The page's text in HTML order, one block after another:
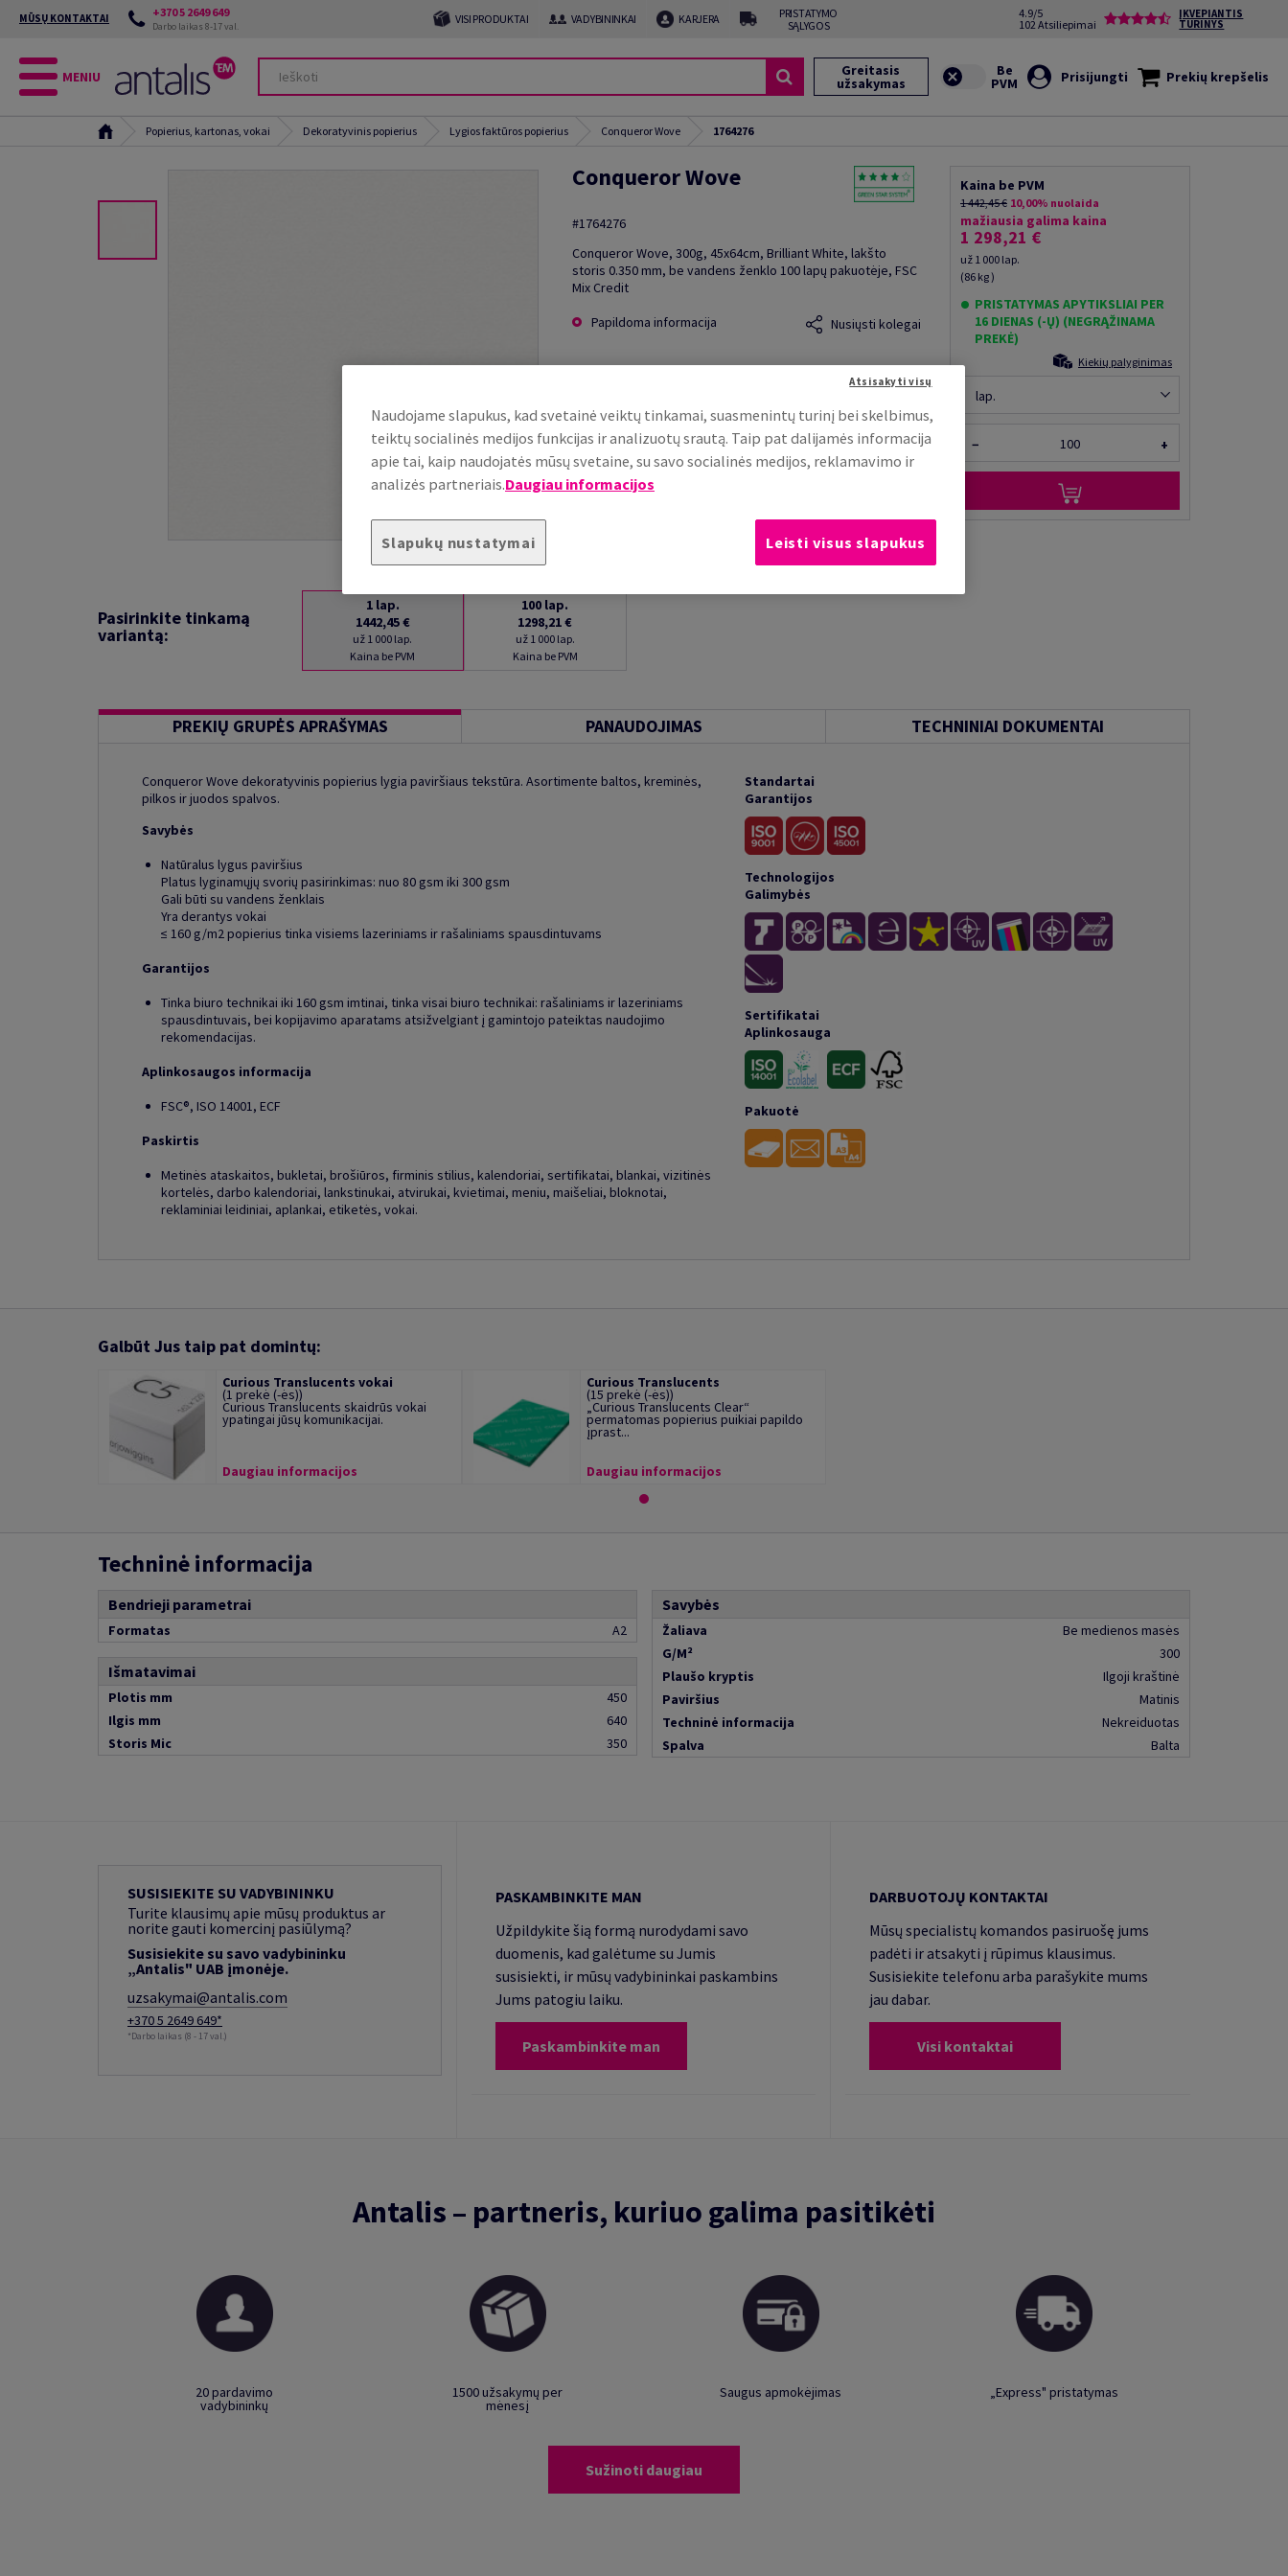
MŪSŲ KONTAKTAI +370 5 2649 649
Darbo laikas 8-17 val. VISI PRODUKTAI VADYBININKAI KARJERA
PRISTATYMO
SĄLYGOS
4.9/5
102 Atsiliepimai
ĮKVEPIANTIS
TURINYS
MENIU Greitasis
užsakymas Prisijungti Prekių krepšelis
Popierius, kartonas, vokai Dekoratyvinis popierius Lygios faktūros popierius Conqueror Wove 1764276
Conqueror Wove
#1764276
Conqueror Wove, 300g, 45x64cm, Brilliant White, lakšto
storis 0.350 mm, be vandens ženklo 100 lapų pakuotėje, FSC
Mix Credit
Papildoma informacija
Nusiųsti kolegai
Kaina be PVM
1 442,45 € 10,00% nuolaida
mažiausia galima kaina
1 298,21 €
už 1 000 lap.
(86 kg )
PRISTATYMAS APYTIKSLIAI PER
16 DIENAS (-Ų) (NEGRĄŽINAMA
PREKĖ)
Kiekių palyginimas
lap.
− +
Pasirinkite tinkamą
variantą:
1 lap.
1442,45 €
už 1 000 lap.
Kaina be PVM
100 lap.
1298,21 €
už 1 000 lap.
Kaina be PVM
PREKIŲ GRUPĖS APRAŠYMAS PANAUDOJIMAS TECHNINIAI DOKUMENTAI
Conqueror Wove dekoratyvinis popierius lygia paviršiaus tekstūra. Asortimente baltos, kreminės,
pilkos ir juodos spalvos.
Savybės
Natūralus lygus paviršius
Platus lyginamųjų svorių pasirinkimas: nuo 80 gsm iki 300 gsm
Gali būti su vandens ženklais
Yra derantys vokai
≤ 160 g/m2 popierius tinka visiems lazeriniams ir rašaliniams spausdintuvams
Garantijos
Tinka biuro technikai iki 160 gsm imtinai, tinka visai biuro technikai: rašaliniams ir lazeriniams
spausdintuvais, bei kopijavimo aparatams atsižvelgiant į gamintojo pateiktas naudojimo
rekomendacijas.
Aplinkosaugos informacija
FSC®, ISO 14001, ECF
Paskirtis
Metinės ataskaitos, bukletai, brošiūros, firminis stilius, kalendoriai, sertifikatai, blankai, vizitinės
kortelės, darbo kalendoriai, lankstinukai, atvirukai, kvietimai, meniu, maišeliai, bloknotai,
reklaminiai leidiniai, aplankai, etiketės, vokai.
Standartai
Garantijos
Technologijos
Galimybės
Sertifikatai
Aplinkosauga
Pakuotė
Galbūt Jus taip pat domintų:
Curious Translucents vokai
(1 prekė (-ės))
Curious Translucents skaidrūs vokai
ypatingai jūsų komunikacijai.
Daugiau informacijos
Curious Translucents
(15 prekė (-ės))
„Curious Translucents Clear“
permatomas popierius puikiai papildo
įprast...
Daugiau informacijos
Techninė informacija
Bendrieji parametrai
Formatas A2
Išmatavimai
Plotis mm
450
Ilgis mm
640
Storis Mic
350
Savybės
Žaliava
Be medienos masės
G/M²
300
Plaušo kryptis
Ilgoji kraštinė
Paviršius
Matinis
Techninė informacija
Nekreiduotas
Spalva
Balta
SUSISIEKITE SU VADYBININKU
Turite klausimų apie mūsų produktus ar
norite gauti komercinį pasiūlymą?
Susisiekite su savo vadybininku
„Antalis" UAB įmonėje.
uzsakymai@antalis.com
+370 5 2649 649*
*Darbo laikas (8 - 17 val.)
PASKAMBINKITE MAN
Užpildykite šią formą nurodydami savo
duomenis, kad galėtume su Jumis
susisiekti, ir mūsų vadybininkai paskambins
Jums patogiu laiku.
Paskambinkite man
DARBUOTOJŲ KONTAKTAI
Mūsų specialistų komandos pasiruošę jums
padėti ir atsakyti į rūpimus klausimus.
Susisiekite telefonu arba parašykite mums
jau dabar.
Visi kontaktai
Antalis – partneris, kuriuo galima pasitikėti
20 pardavimo
vadybininkų
1500 užsakymų per
mėnesį
Saugus apmokėjimas „Express" pristatymas
Sužinoti daugiau
Naudojame slapukus, kad svetainė veiktų tinkamai, suasmenintų turinį bei skelbimus,
teiktų socialinės medijos funkcijas ir analizuotų srautą. Taip pat dalijamės informacija
apie tai, kaip naudojatės mūsų svetaine, su savo socialinės medijos, reklamavimo ir
analizės partneriais.Daugiau informacijos
Slapukų nustatymai
Atsisakyti visų
Leisti visus slapukus